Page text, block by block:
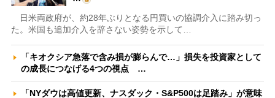
日米両政府が、約28年ぶりとなる円買いの協調介入に踏み切っ
た。米国も追加介入を辞さない姿勢を示して…
「キオクシア急落で含み損が膨らんで…」損失を投資家として
の成長につなげる4つの視点 …
「NYダウは高値更新、ナスダック・S&P500は足踏み」が意味